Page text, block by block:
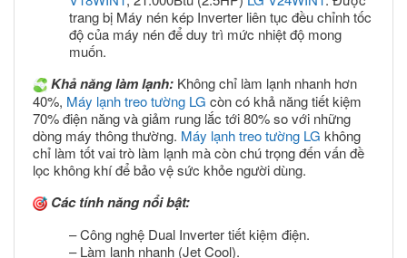
trang bị Máy nén kép Inverter liên tục đều chỉnh tốc
độ của máy nén để duy trì mức nhiệt độ mong
muốn.
Khả năng làm lạnh: Không chỉ làm lạnh nhanh hơn
40%, Máy lạnh treo tường LG còn có khả năng tiết kiệm
70% điện năng và giảm rung lắc tới 80% so với những
dòng máy thông thường. Máy lạnh treo tường LG không
chỉ làm tốt vai trò làm lạnh mà còn chú trọng đến vấn đề
lọc không khí để bảo vệ sức khỏe người dùng.
Các tính năng nổi bật:
– Công nghệ Dual Inverter tiết kiệm điện.
– Làm lạnh nhanh (Jet Cool).